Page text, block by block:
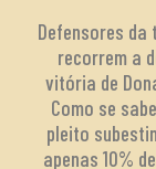
Defensores da
recorrem a
vitória de
Como se
pleito
apenas 10%